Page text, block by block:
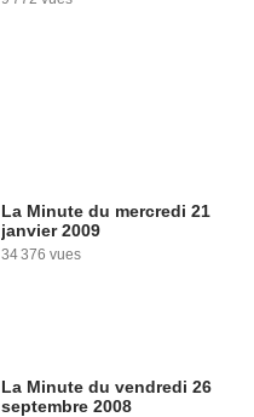
La Minute du mercredi 21
janvier 2009
34 376 vues
La Minute du vendredi 26
septembre 2008